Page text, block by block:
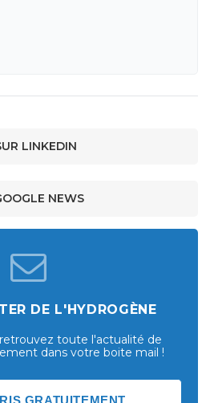
LINKEDIN
NEWS
DE L'HYDROGÈNE
toute l'actualité de
dans votre boite mail !
GRATUITEMENT